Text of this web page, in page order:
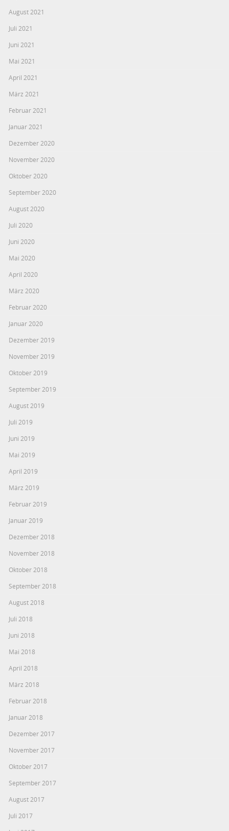
August 2021
Juli 2021
Juni 2021
Mai 2021
April 2021
März 2021
Februar 2021
Januar 2021
Dezember 2020
November 2020
Oktober 2020
September 2020
August 2020
Juli 2020
Juni 2020
Mai 2020
April 2020
März 2020
Februar 2020
Januar 2020
Dezember 2019
November 2019
Oktober 2019
September 2019
August 2019
Juli 2019
Juni 2019
Mai 2019
April 2019
März 2019
Februar 2019
Januar 2019
Dezember 2018
November 2018
Oktober 2018
September 2018
August 2018
Juli 2018
Juni 2018
Mai 2018
April 2018
März 2018
Februar 2018
Januar 2018
Dezember 2017
November 2017
Oktober 2017
September 2017
August 2017
Juli 2017